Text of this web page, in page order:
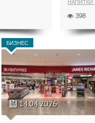
НАПИТКИ
398
БИЗНЕС
14.04.2026